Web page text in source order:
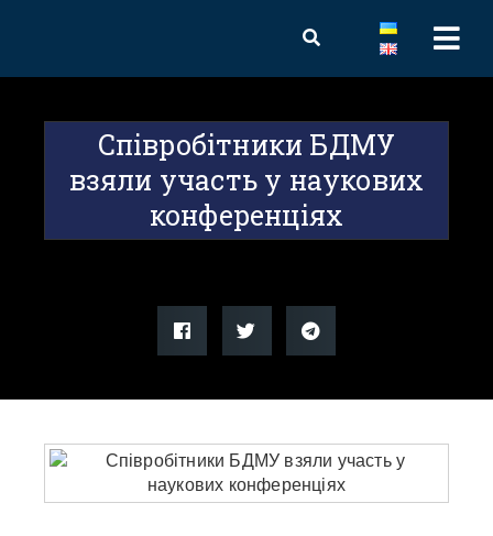
Співробітники БДМУ
взяли участь у наукових
конференціях